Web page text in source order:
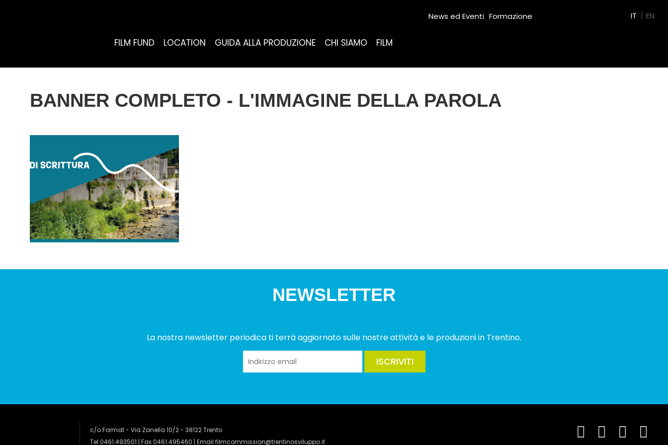
FILM FUND LOCATION GUIDA ALLA PRODUZIONE CHI SIAMO FILM
News ed Eventi Formazione IT EN
BANNER COMPLETO - L'IMMAGINE DELLA PAROLA
NEWSLETTER
La nostra newsletter periodica ti terrà aggiornato sulle nostre attività e le produzioni in Trentino.
ISCRIVITI
c/o Format - Via Zanella 10/2 - 38122 Trento
Tel 0461.493501 | Fax 0461.495460 | Email filmcommission@trentinosviluppo.it